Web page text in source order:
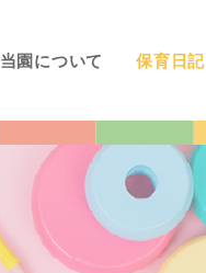
当園について 保育日記